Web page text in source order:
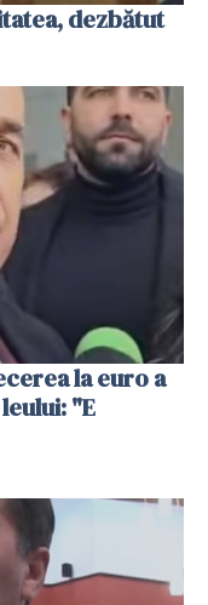
dezbătut
la euro a
"E